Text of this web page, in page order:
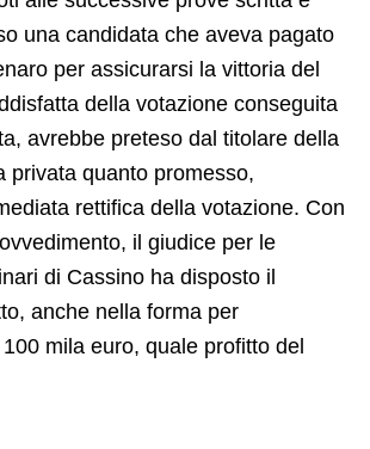
una candidata che aveva pagato
per assicurarsi la vittoria del
della votazione conseguita
avrebbe preteso dal titolare della
privata quanto promesso,
rettifica della votazione. Con
il giudice per le
di Cassino ha disposto il
anche nella forma per
mila euro, quale profitto del